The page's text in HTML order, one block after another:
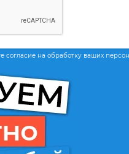
согласие на обработку ваших